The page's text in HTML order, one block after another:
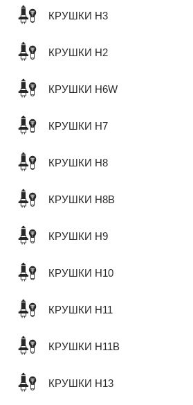
КРУШКИ H3
КРУШКИ H2
КРУШКИ H6W
КРУШКИ H7
КРУШКИ H8
КРУШКИ H8B
КРУШКИ H9
КРУШКИ H10
КРУШКИ H11
КРУШКИ H11B
КРУШКИ H13